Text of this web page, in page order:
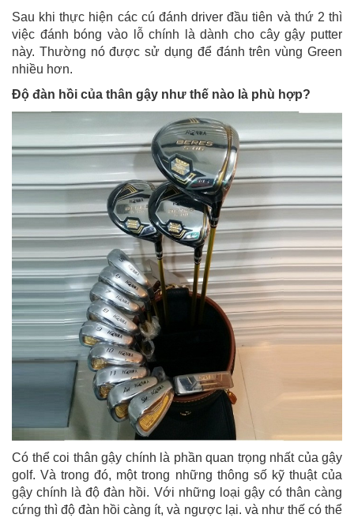
Sau khi thực hiện các cú đánh driver đầu tiên và thứ 2 thì
việc đánh bóng vào lỗ chính là dành cho cây gậy putter
này. Thường nó được sử dụng để đánh trên vùng Green
nhiều hơn.
Độ đàn hồi của thân gậy như thế nào là phù hợp?
Có thể coi thân gậy chính là phần quan trọng nhất của gậy
golf. Và trong đó, một trong những thông số kỹ thuật của
gậy chính là độ đàn hồi. Với những loại gậy có thân càng
cứng thì độ đàn hồi càng ít, và ngược lại. và như thế có thể